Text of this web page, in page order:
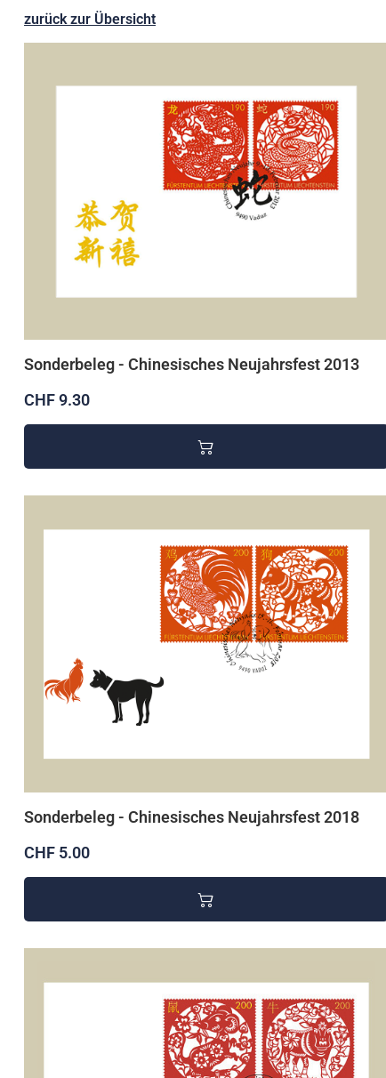
zurück zur Übersicht
Sonderbeleg - Chinesisches Neujahrsfest 2013
CHF 9.30
Sonderbeleg - Chinesisches Neujahrsfest 2018
CHF 5.00